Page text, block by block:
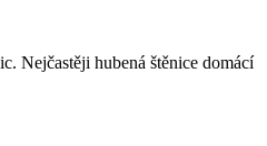
Nejčastěji hubená štěnice domácí